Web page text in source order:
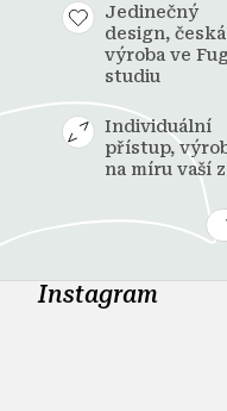
Jedinečný
design, česká
výroba ve
studiu
Individuální
přístup,
na míru vaší
Instagram